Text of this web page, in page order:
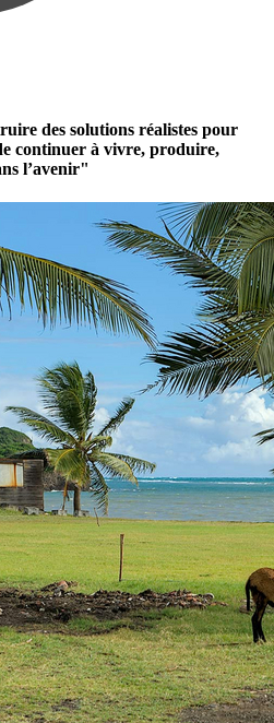
des solutions réalistes pour
continuer à vivre, produire,
l’avenir"